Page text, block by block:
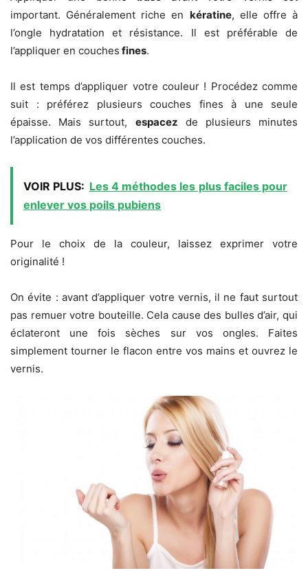
important. Généralement riche en kératine, elle offre à
l’ongle hydratation et résistance. Il est préférable de
l’appliquer en couches fines.
Il est temps d’appliquer votre couleur ! Procédez comme
suit : préférez plusieurs couches fines à une seule
épaisse. Mais surtout, espacez de plusieurs minutes
l’application de vos différentes couches.
VOIR PLUS: Les 4 méthodes les plus faciles pour
enlever vos poils pubiens
Pour le choix de la couleur, laissez exprimer votre
originalité !
On évite : avant d’appliquer votre vernis, il ne faut surtout
pas remuer votre bouteille. Cela cause des bulles d’air, qui
éclateront une fois sèches sur vos ongles. Faites
simplement tourner le flacon entre vos mains et ouvrez le
vernis.